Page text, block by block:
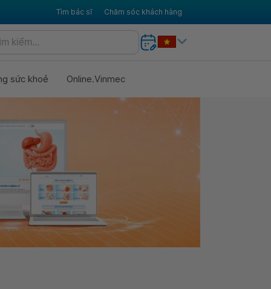
Tìm bác sĩ Chăm sóc khách hàng
sức khoẻ Online.Vinmec